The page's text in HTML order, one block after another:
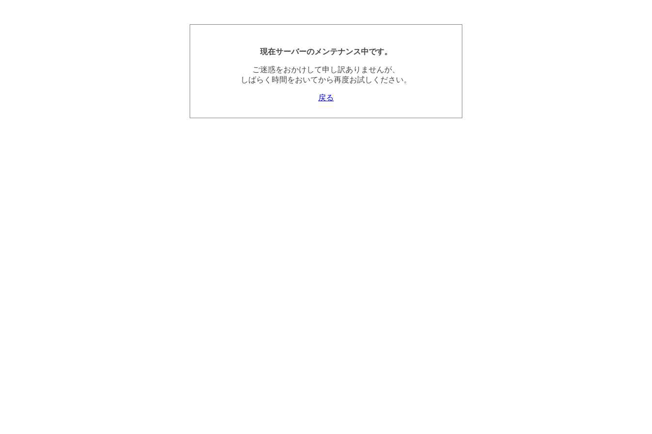
現在サーバーのメンテナンス中です。
ご迷惑をおかけして申し訳ありませんが、
しばらく時間をおいてから再度お試しください。
戻る